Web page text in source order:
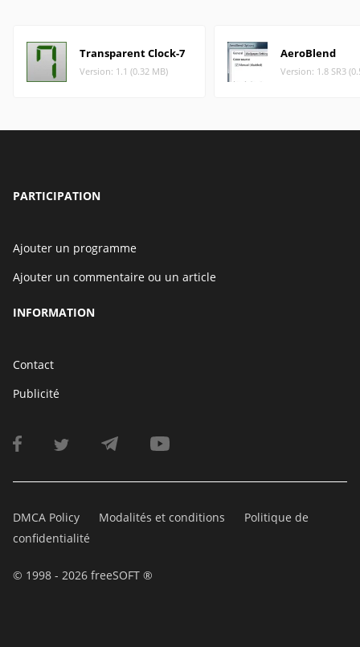
Transparent Clock-7
Version: 1.1 (0.32 MB)
AeroBlend
Version: 1.8 SR3
PARTICIPATION
Ajouter un programme
Ajouter un commentaire ou un article
INFORMATION
Contact
Publicité
DMCA Policy Modalités et conditions
Politique de
confidentialité
© 1998 - 2026 freeSOFT ®